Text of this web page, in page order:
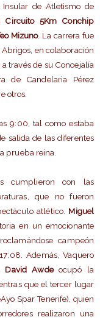
de Atletismo de
Circuito 5Km Conchip
Mizuno. La carrera fue
en colaboración
través de su Concejalía
de Candelaria Pérez
otros.
9:00, tal como estaba
salida de las diferentes
prueba reina.
cumplieron con las
que no fueron
atlético. Miguel
en un emocionante
campeón
Además, Vaquero
David Awdeocupó la
que el tercer lugar
Spar Tenerife), quien
realizaron una